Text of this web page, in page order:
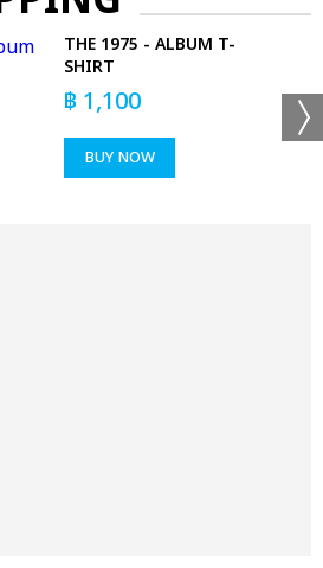
THE 1975 - ALBUM T-
SHIRT
฿ 1,100
BUY NOW